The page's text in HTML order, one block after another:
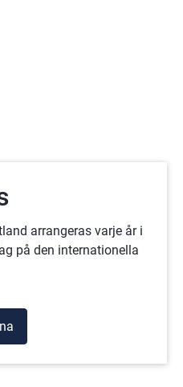
arrangeras varje år i
på den internationella